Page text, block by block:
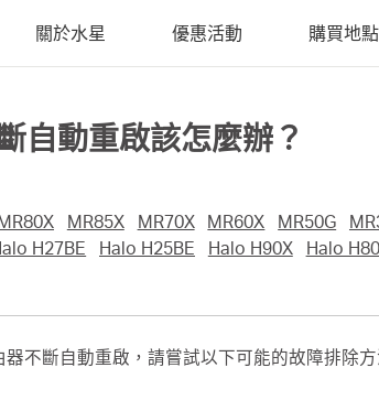
關於水星 優惠活動 購買地點
自動重啟該怎麼辦？
MR85X MR70X MR60X MR50G
H27BE Halo H25BE Halo H90X Halo
不斷自動重啟，請嘗試以下可能的故障排除方